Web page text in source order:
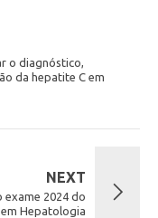
o diagnóstico,
da hepatite C em
NEXT
2024 do
Hepatologia